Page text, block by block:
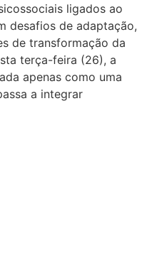
ligados ao
desafios de adaptação,
de transformação da
terça-feira (26), a
apenas como uma
a integrar